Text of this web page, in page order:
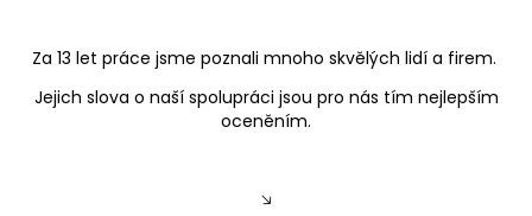
Za 13 let práce jsme poznali mnoho skvělých lidí a firem.
Jejich slova o naší spolupráci jsou pro nás tím nejlepším
oceněním.
🡦